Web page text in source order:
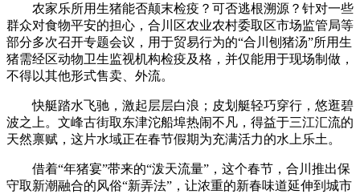
农家乐所用生猪能否颠末检疫？可否逃根溯源？针对一些
群众对食物平安的担心，合川区农业农村委取区市场监管局等
部分多次召开专题会议，用于贸易行为的“合川刨猪汤”所用生
猪需经区动物卫生监视机构检疫及格，并仅能用于现场制做，
不得以其他形式售卖、外流。
快艇踏水飞驰，激起层层白浪；皮划艇轻巧穿行，悠逛碧
波之上。文峰古街取东津沱船埠热闹不凡，得益于三江汇流的
天然禀赋，这片水域正在春节假期为充满活力的水上乐土。
借着“年猪宴”带来的“泼天流量”，这个春节，合川推出保
守取新潮融合的风俗“新弄法”，让浓重的新春味道延伸到城市